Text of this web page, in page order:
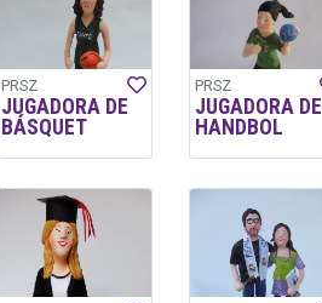
PRSZ
JUGADORA DE
BÁSQUET
PRSZ
JUGADORA DE
HANDBOL